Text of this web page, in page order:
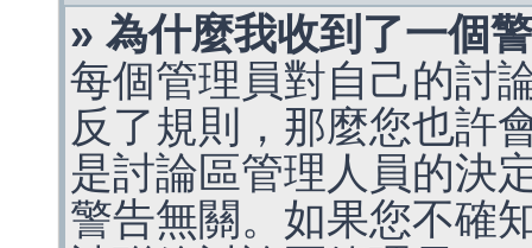
» 為什麼我收到了一個
每個管理員對自己的討
反了規則，那麼您也許
是討論區管理人員的決
警告無關。如果您不確